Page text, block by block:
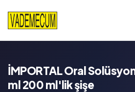
İMPORTAL Oral
ml 200 ml'lik şişe